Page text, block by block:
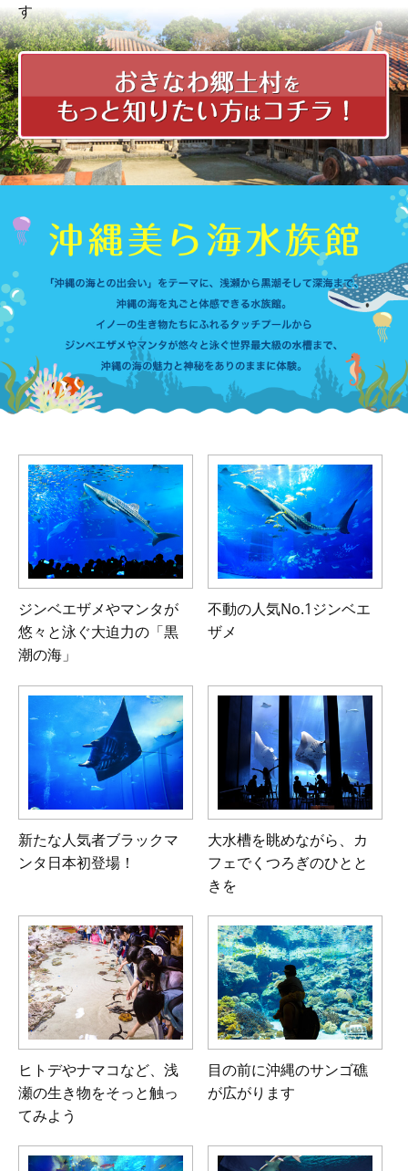
す
ジンベエザメやマンタが
悠々と泳ぐ大迫力の「黒
潮の海」
不動の人気No.1ジンベエ
ザメ
新たな人気者ブラックマ
ンタ日本初登場！
大水槽を眺めながら、 カ
フェでくつろぎのひとと
きを
ヒトデやナマコなど、浅
瀬の生き物をそっと触っ
てみよう
目の前に沖縄のサンゴ礁
が広がります